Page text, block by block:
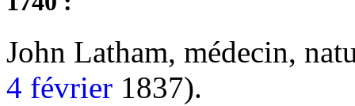
John Latham, médecin,
4 février 1837).